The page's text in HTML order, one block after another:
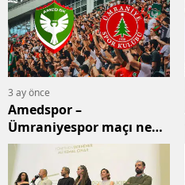
3 ay önce
Amedspor –
Ümraniyespor maçı ne
zaman, hangi kanalda?
Canlı yayın bilgileri
netleşti